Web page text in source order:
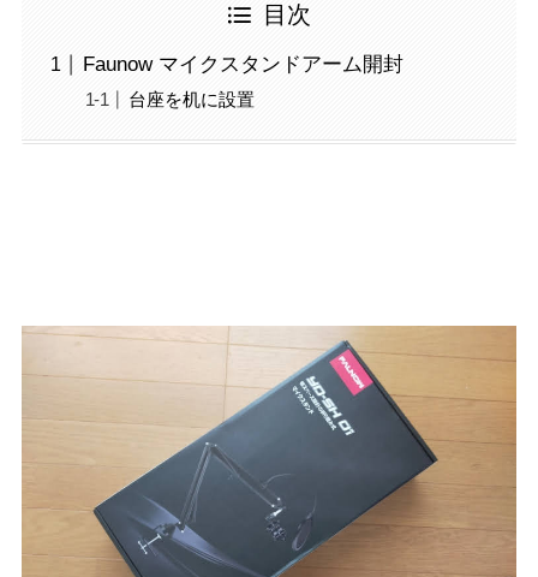
目次
Faunow マイクスタンドアーム開封
台座を机に設置